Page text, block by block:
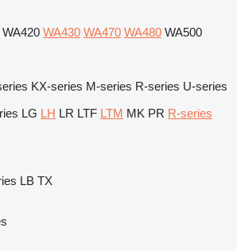
WA420 WA430 WA470 WA480 WA500
KX-series M-series R-series U-series
LG LH LR LTF LTM MK PR R-series
LB TX